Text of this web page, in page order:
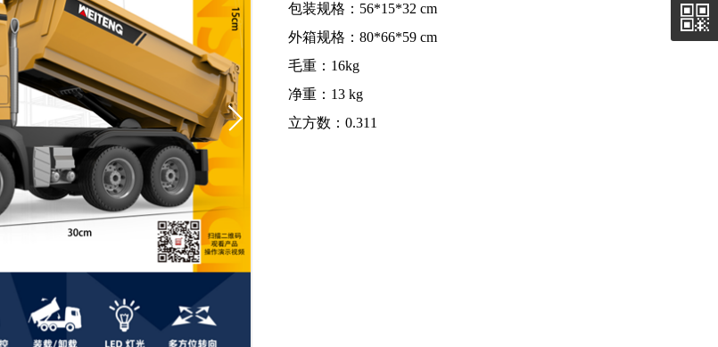
包装规格：56*15*32 cm
外箱规格：80*66*59 cm
毛重：16kg
净重：13 kg
立方数：0.311